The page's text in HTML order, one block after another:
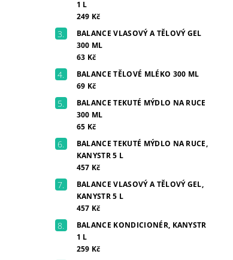
1 L
249 Kč
BALANCE VLASOVÝ A TĚLOVÝ GEL
300 ML
63 Kč
BALANCE TĚLOVÉ MLÉKO 300 ML
69 Kč
BALANCE TEKUTÉ MÝDLO NA RUCE
300 ML
65 Kč
BALANCE TEKUTÉ MÝDLO NA RUCE,
KANYSTR 5 L
457 Kč
BALANCE VLASOVÝ A TĚLOVÝ GEL,
KANYSTR 5 L
457 Kč
BALANCE KONDICIONÉR, KANYSTR
1 L
259 Kč